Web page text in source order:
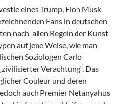
eines Trump, Elon Musk
Fans in deutschen
nach allen Regeln der Kunst
auf jene Weise, wie man
Soziologen Carlo
Verachtung“. Das
Couleur und deren
auch Premier Netanyahus